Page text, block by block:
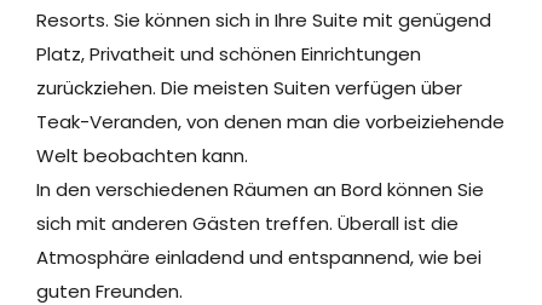
Resorts. Sie können sich in Ihre Suite mit genügend
Platz, Privatheit und schönen Einrichtungen
zurückziehen. Die meisten Suiten verfügen über
Teak-Veranden, von denen man die vorbeiziehende
Welt beobachten kann.
In den verschiedenen Räumen an Bord können Sie
sich mit anderen Gästen treffen. Überall ist die
Atmosphäre einladend und entspannend, wie bei
guten Freunden.